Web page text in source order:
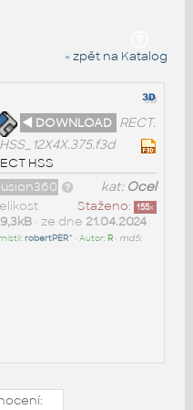
« zpět na Katalog
◄ DOWNLOAD RECT.
_HSS_12X4X.375.f3d
HSS
kat: Ocel
Staženo: 155x
• ze dne 21.04.2024
robertPER^ • Autor: R• md5: